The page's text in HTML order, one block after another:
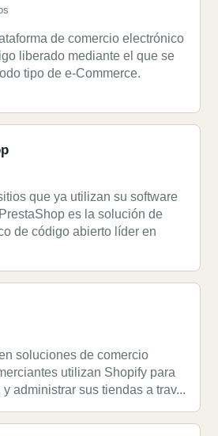
de comercio electrónico
liberado mediante el que se
tipo de e-Commerce.
que ya utilizan su software
es la solución de
de código abierto líder en
soluciones de comercio
utilizan Shopify para
administrar sus tiendas a trav...